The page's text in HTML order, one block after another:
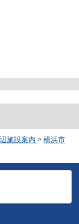
施設案内 > 横浜市